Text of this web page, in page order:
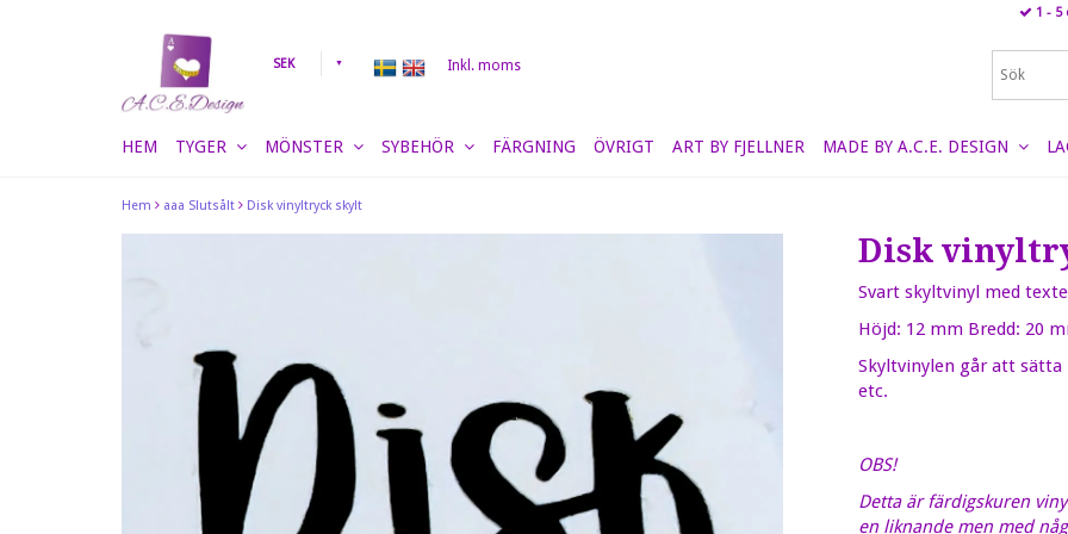
Hem aaa Slutsålt Disk vinyltryck skylt
Disk
Svart skyltvinyl med
Höjd: 12 mm Bredd: 20
Skyltvinylen går att sätta
etc.
OBS!
Detta är färdigskuren
en liknande men med
SEK Inkl. moms
1 - 5
HEM TYGER MÖNSTER SYBEHÖR FÄRGNING ÖVRIGT ART BY FJELLNER MADE BY A.C.E. DESIGN